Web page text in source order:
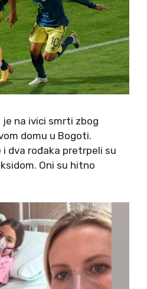
na ivici smrti zbog
domu u Bogoti.
dva rođaka pretrpeli su
Oni su hitno